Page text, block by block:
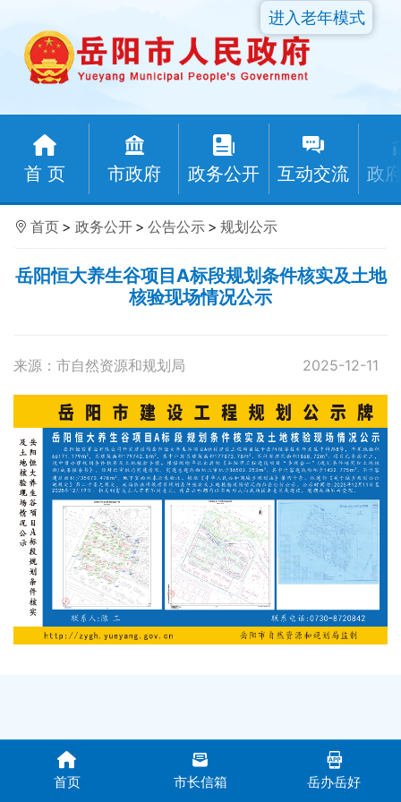
首 页 市政府 政务公开 互动交流 政
进入老年模式
首页 > 政务公开 > 公告公示 > 规划公示
岳阳恒大养生谷项目A标段规划条件核实及土地
核验现场情况公示
来源：市自然资源和规划局 2025-12-11
首页 市长信箱 岳办岳好